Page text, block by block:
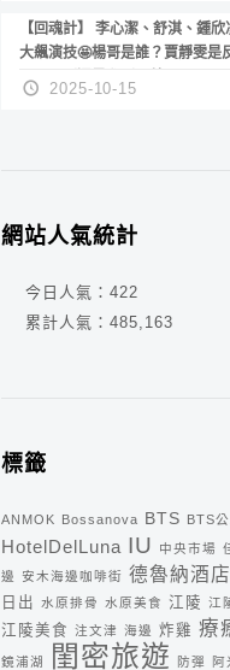
【回魂計】 李心潔、舒淇、鍾欣
大飆演技🤩楊哥是誰？賈靜雯是
派？死刑還是私刑正義
2025-10-15
網站人氣統計
今日人氣： 422
累計人氣： 485,163
標籤
ANMOK Bossanova BTS BTS
HotelDelLuna IU 中央市場
邊 安木海邊咖啡街 德魯納酒店
日出 水原排骨 水原美食 江陵 江
江陵美食 注文津 海邊 炸雞 療
鏡浦湖 閨密旅遊 防彈 阿